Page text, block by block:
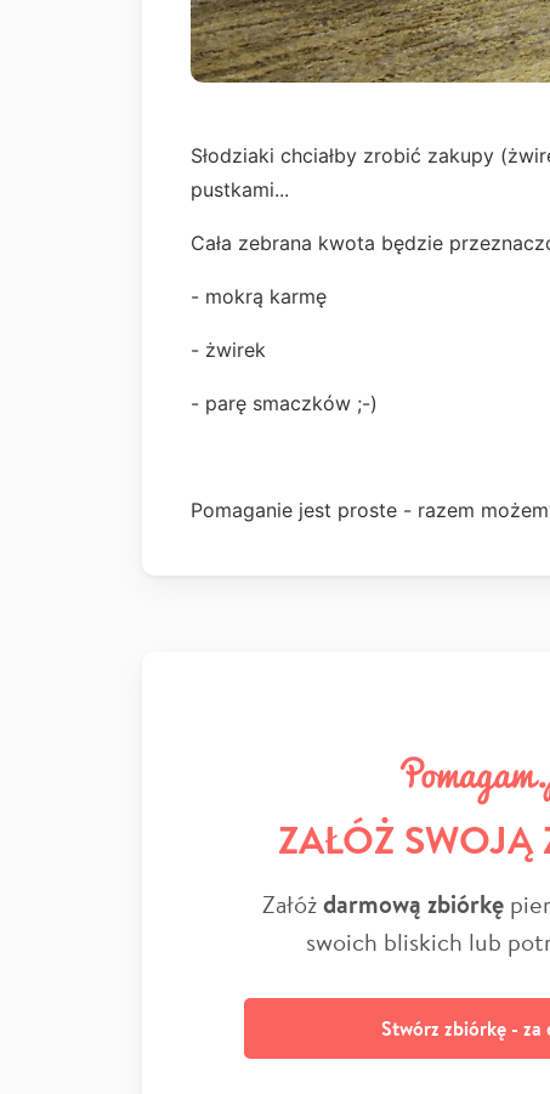
Słodziaki chciałby zrobić zakupy
pustkami...
Cała zebrana kwota będzie
- mokrą karmę
- żwirek
- parę smaczków ;-)
Pomaganie jest proste - razem
ZAŁÓŻ SWOJĄ
Załóżdarmową zbiórkę
swoich bliskich lub
Stwórz zbiórkę - za